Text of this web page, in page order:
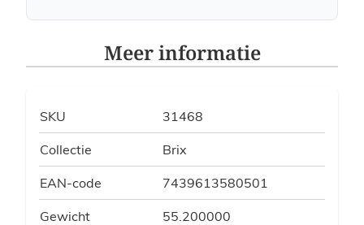
Meer informatie
SKU 31468
Collectie Brix
EAN-code 7439613580501
Gewicht 55.200000